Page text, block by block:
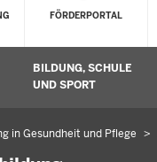
FÖRDERPORTAL
Untermenü öffnen
BILDUNG, SCHULE
UND SPORT
in Gesundheit und Pflege